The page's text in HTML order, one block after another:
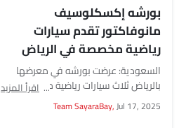
بورشه إكسكلوسيف
مانوفاكتور تقدم سيارات
رياضية مخصصة في الرياض
السعودية: عرضت بورشه في معرضها
بالرياض ثلاث سيارات رياضية مخصصة، تم
تصميم كل منها من خلال برنامج
التخصيص الشخصي الخاص...
اقرأ المزيد
Team SayaraBay,Jul 17, 2025